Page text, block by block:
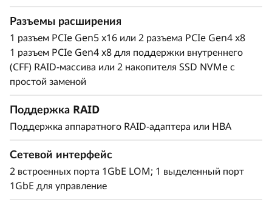
Гибкость и простота управления
возможности хранения за счет поддержки
накопителей различных типов — от среднего
зависимости от ваших потребностей, они могут
поддерживать горячую и простую замену.
SR250 V3 имеет до 2 разъемов PCIe, что
Разъемы расширения
1 разъем PCIe Gen5 x16 или 2 разъема PCIe Gen4 x8
1 разъем PCIe Gen4 x8 для поддержки внутреннего
(CFF) RAID-массива или 2 накопителя SSD NVMe с
простой заменой
Поддержка RAID
Поддержка аппаратного RAID-адаптера или HBA
Сетевой интерфейс
2 встроенных порта 1GbE LOM; 1 выделенный порт
1GbE для управление